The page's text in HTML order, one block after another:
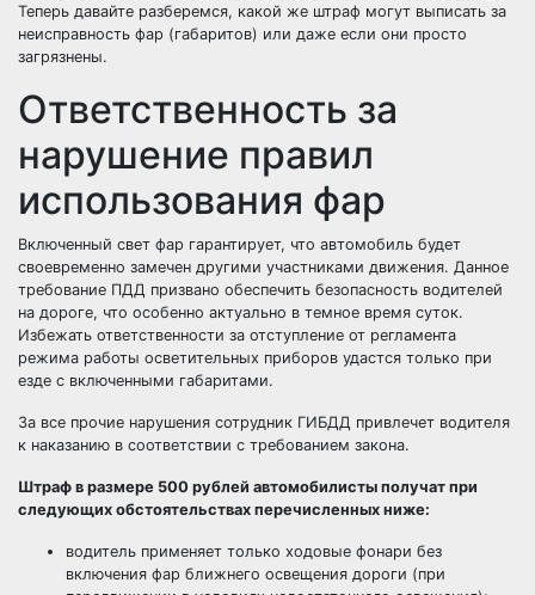
Теперь давайте разберемся, какой же штраф могут выписать за
неисправность фар (габаритов) или даже если они просто
загрязнены.
Ответственность за
нарушение правил
использования фар
Включенный свет фар гарантирует, что автомобиль будет
своевременно замечен другими участниками движения. Данное
требование ПДД призвано обеспечить безопасность водителей
на дороге, что особенно актуально в темное время суток.
Избежать ответственности за отступление от регламента
режима работы осветительных приборов удастся только при
езде с включенными габаритами.
За все прочие нарушения сотрудник ГИБДД привлечет водителя
к наказанию в соответствии с требованием закона.
Штраф в размере 500 рублей автомобилисты получат при
следующих обстоятельствах перечисленных ниже:
водитель применяет только ходовые фонари без
включения фар ближнего освещения дороги (при